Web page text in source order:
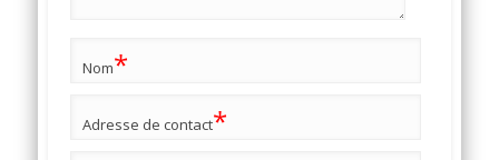
Nom*
Adresse de contact*